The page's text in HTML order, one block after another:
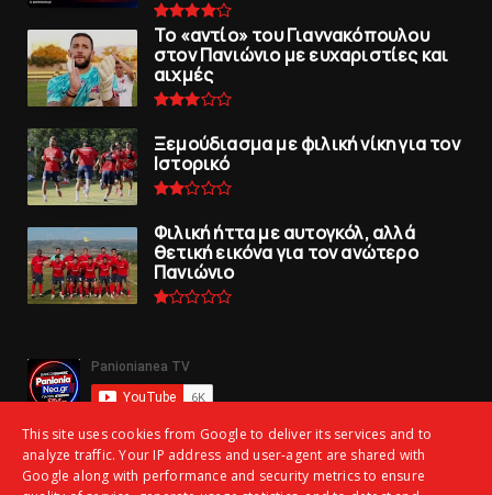
To «αντίο» του Γιαννακόπουλου
στον Πανιώνιο με ευχαριστίες και
αιχμές
Ξεμούδιασμα με φιλική νίκη για τoν
Iστορικό
Φιλική ήττα με αυτογκόλ, αλλά
θετική εικόνα για τον ανώτερo
Πανιώνιo
This site uses cookies from Google to deliver its services and to
analyze traffic. Your IP address and user-agent are shared with
Google along with performance and security metrics to ensure